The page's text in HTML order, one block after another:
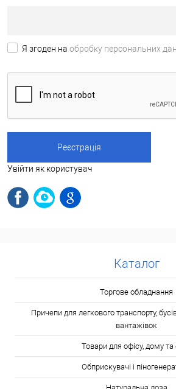
Я згоден на обробку персональних
Увійти як користувач
Каталог
Торгове обладнання
Причепи для легкового транспорту,
вантажівок
Товари для офісу, дому та
Обприскувачі і